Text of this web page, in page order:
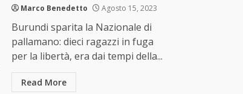
Marco Benedetto Agosto 15, 2023
Burundi sparita la Nazionale di
pallamano: dieci ragazzi in fuga
per la libertà, era dai tempi della...
Read More